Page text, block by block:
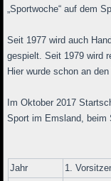
„Sportwoche“ auf dem
Seit 1977 wird auch
gespielt. Seit 1979 wird
Hier wurde schon an
Im Oktober 2017
Sport im Emsland, beim
Jahr 1.